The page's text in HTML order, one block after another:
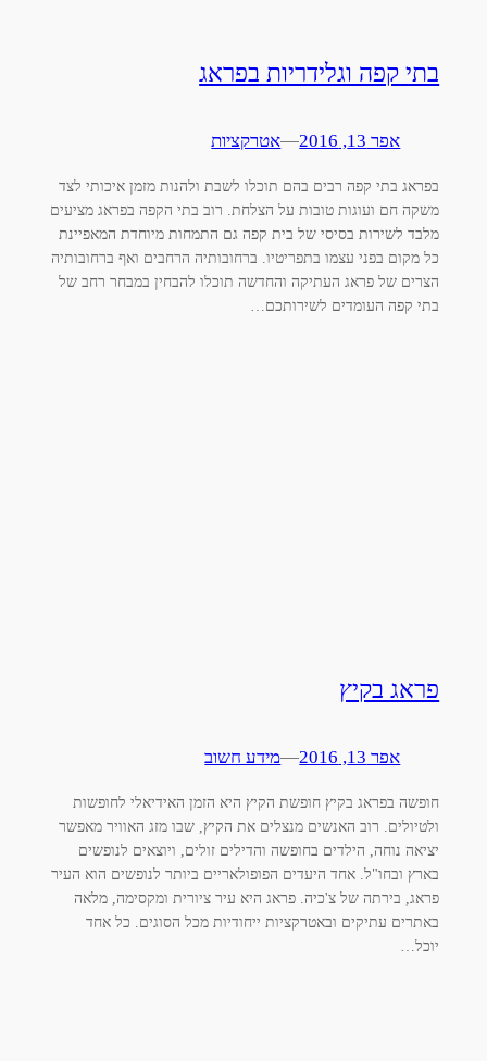
בתי קפה וגלידריות בפראג
אפר 13, 2016 —אטרקציות
בפראג בתי קפה רבים בהם תוכלו לשבת ולהנות מזמן איכותי לצד
משקה חם ועוגות טובות על הצלחת. רוב בתי הקפה בפראג מציעים
מלבד לשירות בסיסי של בית קפה גם התמחות מיוחדת המאפיינת
כל מקום בפני עצמו בתפריטיו. ברחובותיה הרחבים ואף ברחובותיה
הצרים של פראג העתיקה והחדשה תוכלו להבחין במבחר רחב של
בתי קפה העומדים לשירותכם…
פראג בקיץ
אפר 13, 2016 —מידע חשוב
חופשה בפראג בקיץ חופשת הקיץ היא הזמן האידיאלי לחופשות
ולטיולים. רוב האנשים מנצלים את הקיץ, שבו מזג האוויר מאפשר
יציאה נוחה, הילדים בחופשה והדילים זולים, ויוצאים לנופשים
בארץ ובחו"ל. אחד היעדים הפופולאריים ביותר לנופשים הוא העיר
פראג, בירתה של צ'כיה. פראג היא עיר ציורית ומקסימה, מלאה
באתרים עתיקים ובאטרקציות ייחודיות מכל הסוגים. כל אחד
יוכל…